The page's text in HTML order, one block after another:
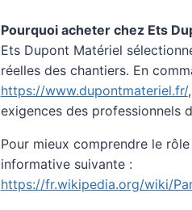
Pourquoi acheter chez Ets
Ets Dupont Matériel
réelles des chantiers. En
https://www.dupontmateriel.fr/
exigences des professionnels
Pour mieux comprendre le
informative suivante :
https://fr.wikipedia.org/wiki/